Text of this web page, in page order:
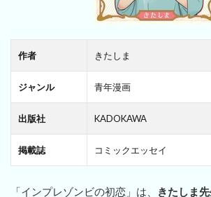
作者 きたしま
ジャンル 青年漫画
出版社 KADOKAWA
掲載誌 コミックエッセイ
「インプレゾンビの初恋」は、 きたしま